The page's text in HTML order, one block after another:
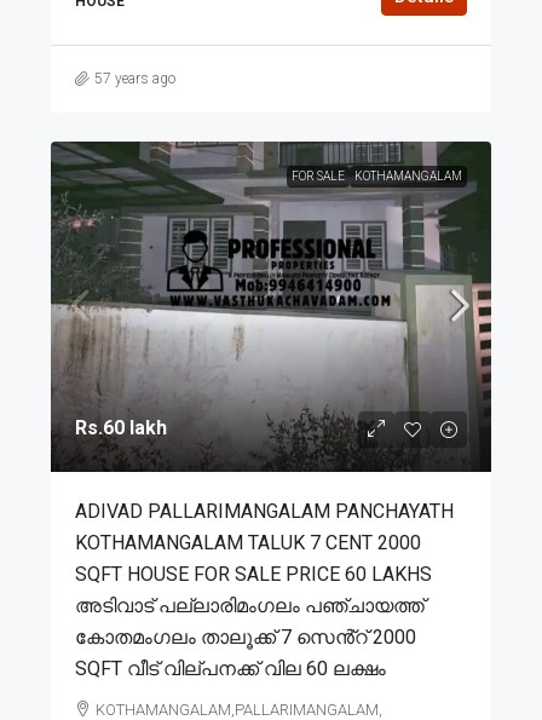
57 years ago
FOR SALE KOTHAMANGALAM
Rs.60 lakh
ADIVAD PALLARIMANGALAM PANCHAYATH
KOTHAMANGALAM TALUK 7 CENT 2000
SQFT HOUSE FOR SALE PRICE 60 LAKHS
അടിവാട് പല്ലാരിമംഗലം പഞ്ചായത്ത്
കോതമംഗലം താലൂക്ക് 7 സെൻ്റ് 2000
SQFT വീട് വില്പനക്ക് വില 60 ലക്ഷം
KOTHAMANGALAM,PALLARIMANGALAM,